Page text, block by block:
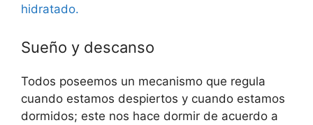
hidratado.
Sueño y descanso
Todos poseemos un mecanismo que regula
cuando estamos despiertos y cuando estamos
dormidos; este nos hace dormir de acuerdo a